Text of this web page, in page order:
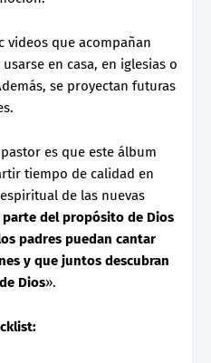
videos que acompañan
en casa, en iglesias o
se proyectan futuras
es que este álbum
tiempo de calidad en
de las nuevas
parte del propósito de Dios
padres puedan cantar
y que juntos descubran
Dios».